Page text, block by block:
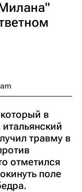
в
травму в
отметился
поле